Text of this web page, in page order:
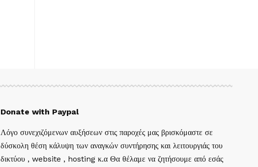
Donate with Paypal
Λόγο συνεχιζόμενων αυξήσεων στις παροχές μας βρισκόμαστε σε
δύσκολη θέση κάλυψη των αναγκών συντήρησης και λειτουργιάς του
δικτύου , website , hosting κ.α Θα θέλαμε να ζητήσουμε από εσάς